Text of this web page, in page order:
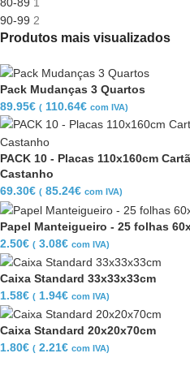
90-99 2
Produtos mais visualizados
Pack Mudanças 3 Quartos
89.95€ ( 110.64€ com IVA)
PACK 10 - Placas 110x160cm
Castanho
69.30€ ( 85.24€ com IVA)
Papel Manteigueiro - 25 folhas
2.50€ ( 3.08€ com IVA)
Caixa Standard 33x33x33cm
1.58€ ( 1.94€ com IVA)
Caixa Standard 20x20x70cm
1.80€ ( 2.21€ com IVA)